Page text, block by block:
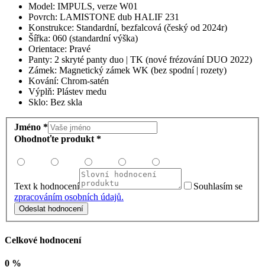
Model: IMPULS, verze W01
Povrch: LAMISTONE dub HALIF 231
Konstrukce: Standardní, bezfalcová (český od 2024r)
Šířka: 060 (standardní výška)
Orientace: Pravé
Panty: 2 skryté panty duo | TK (nové frézování DUO 2022)
Zámek: Magnetický zámek WK (bez spodní | rozety)
Kování: Chrom-satén
Výplň: Plástev medu
Sklo: Bez skla
Jméno *
Ohodnoťte produkt *
Text k hodnocení
Souhlasím se
zpracováním osobních údajů.
Odeslat hodnocení
Celkové hodnocení
0 %